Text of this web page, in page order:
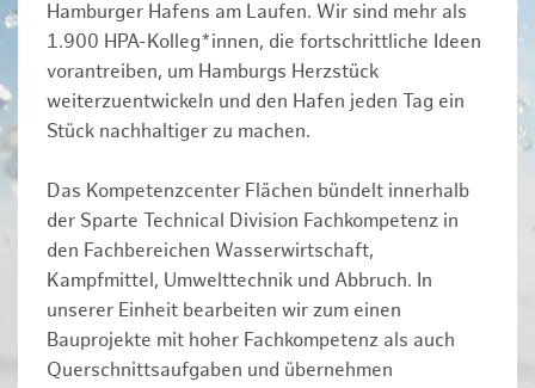
Hamburger Hafens am Laufen. Wir sind mehr als
1.900 HPA-Kolleg*innen, die fortschrittliche Ideen
vorantreiben, um Hamburgs Herzstück
weiterzuentwickeln und den Hafen jeden Tag ein
Stück nachhaltiger zu machen.
Das Kompetenzcenter Flächen bündelt innerhalb
der Sparte Technical Division Fachkompetenz in
den Fachbereichen Wasserwirtschaft,
Kampfmittel, Umwelttechnik und Abbruch. In
unserer Einheit bearbeiten wir zum einen
Bauprojekte mit hoher Fachkompetenz als auch
Querschnittsaufgaben und übernehmen